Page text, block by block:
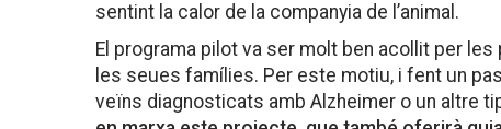
sentint la calor de la companyia de l’animal.
El programa pilot va ser molt ben acollit per
les seues famílies. Per este motiu, i fent un
veïns diagnosticats amb Alzheimer o un altre